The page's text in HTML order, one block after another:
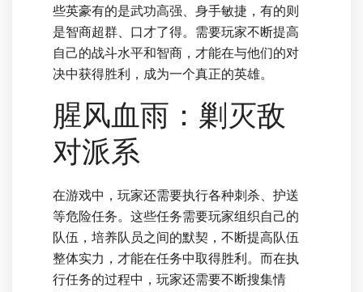
些英豪有的是武功高强、身手敏捷，有的则
是智商超群、口才了得。需要玩家不断提高
自己的战斗水平和智商，才能在与他们的对
决中获得胜利，成为一个真正的英雄。
腥风血雨：剿灭敌
对派系
在游戏中，玩家还需要执行各种刺杀、护送
等危险任务。这些任务需要玩家组织自己的
队伍，培养队员之间的默契，不断提高队伍
整体实力，才能在任务中取得胜利。而在执
行任务的过程中，玩家还需要不断搜集情